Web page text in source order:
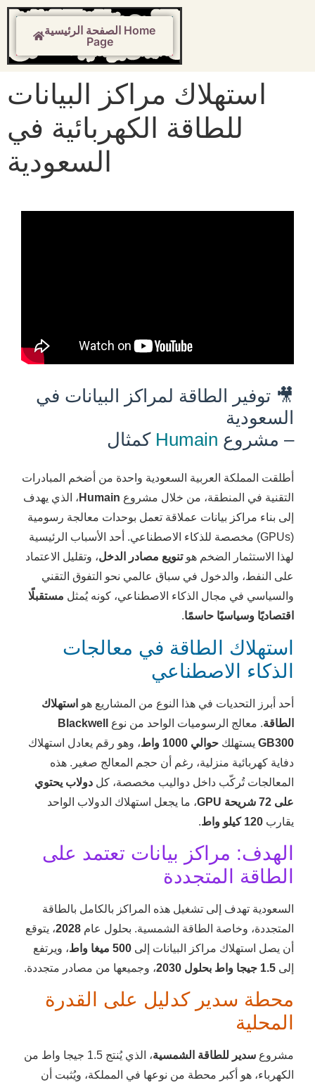
الصفحة الرئيسية Home
Page
استهلاك مراكز البيانات
للطاقة الكهربائية في
السعودية
🎥 توفير الطاقة لمراكز البيانات في
السعودية
– مشروع Humain كمثال
أطلقت المملكة العربية السعودية واحدة من أضخم المبادرات
التقنية في المنطقة، من خلال مشروع Humain ، الذي يهدف
إلى بناء مراكز بيانات عملاقة تعمل بوحدات معالجة رسومية
(GPUs) مخصصة للذكاء الاصطناعي. أحد الأسباب الرئيسية
لهذا الاستثمار الضخم هوتنويع مصادر الدخل، وتقليل الاعتماد
على النفط، والدخول في سباق عالمي نحو التفوق التقني
والسياسي في مجال الذكاء الاصطناعي، كونه يُمثل مستقبلًا
اقتصاديًا وسياسيًا حاسمًا.
استهلاك الطاقة في معالجات
الذكاء الاصطناعي
أحد أبرز التحديات في هذا النوع من المشاريع هو استهلاك
الطاقة. معالج الرسوميات الواحد من نوع
Blackwell
GB300 يستهلك حوالي 1000 واط
، وهو رقم يعادل استهلاك
دفاية كهربائية منزلية، رغم أن حجم المعالج صغير. هذه
المعالجات تُركّب داخل دواليب مخصصة، كل دولاب يحتوي
على 72 شريحة GPU
، ما يجعل استهلاك الدولاب الواحد
يقارب 120 كيلو واط .
الهدف: مراكز بيانات تعتمد على
الطاقة المتجددة
السعودية تهدف إلى تشغيل هذه المراكز بالكامل بالطاقة
المتجددة، وخاصة الطاقة الشمسية. بحلول عام 2028، يتوقع
أن يصل استهلاك مراكز البيانات إلى 500 ميغا واط
، ويرتفع
إلى 1.5 جيجا واط بحلول 2030 ، وجميعها من مصادر متجددة.
محطة سدير كدليل على القدرة
المحلية
مشروع سدير للطاقة الشمسية
، الذي يُنتج 1.5 جيجا واط من
الكهرباء، هو أكبر محطة من نوعها في المملكة، ويُثبت أن